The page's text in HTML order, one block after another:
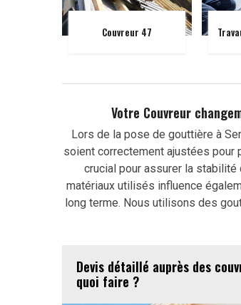
Couvreur 47
Votre Couvreur
Lors de la pose de gouttière à
soient correctement ajustées pour
crucial pour assurer la
matériaux utilisés influence
long terme. Nous utilisons des
Devis détaillé auprès des
quoi faire ?